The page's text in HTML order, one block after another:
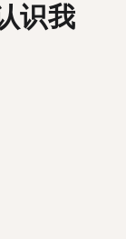
识我